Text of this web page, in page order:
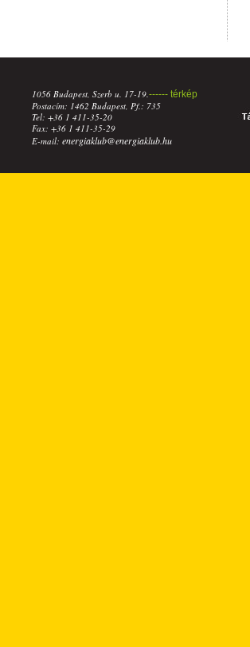
1056 Budapest, Szerb u. 17-19.------ térkép
Postacím: 1462 Budapest, Pf.: 735
Tel: +36 1 411-35-20
Fax: +36 1 411-35-29
E-mail: energiaklub@energiaklub.hu